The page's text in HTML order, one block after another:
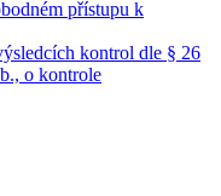
přístupu k
kontrol dle § 26
o kontrole